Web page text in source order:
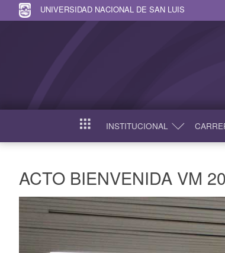
UNIVERSIDAD NACIONAL DE SAN LUIS
INICIO INSTITUCIONAL
ACTO BIENVENIDA VM